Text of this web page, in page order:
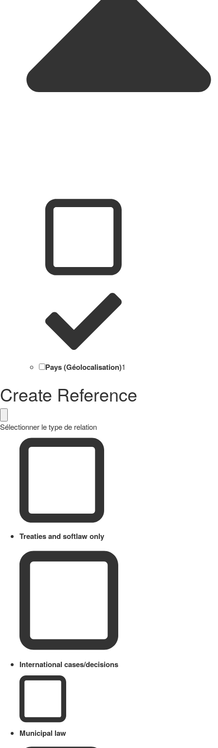
Pays (Géolocalisation)1
Create Reference
Sélectionner le type de relation
Treaties and softlaw only
International cases/decisions
Municipal law